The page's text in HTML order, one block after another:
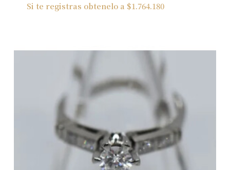
Si te registras obtenelo a $1.764.180